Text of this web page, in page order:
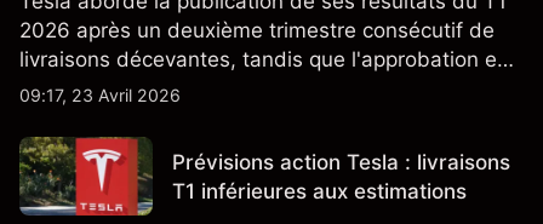
2026 après un deuxième trimestre consécutif de
livraisons décevantes, tandis que l'approbation en
Californie d'un programme V2G pour le Cybertruck
énergétique.
09:17, 23 Avril 2026
Prévisions action Tesla : livraisons
T1 inférieures aux estimations